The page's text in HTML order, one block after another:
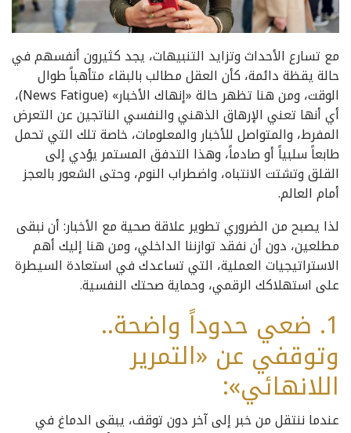
مع تسارع الأحداث وتزايد التنبيهات، يجد كثيرون أنفسهم في
حالة يقظة دائمة، كأن العقل مطالب بالبقاء متأهباً طوال
الوقت، ومن هنا تظهر حالة «إنهاك الأخبار» (News Fatigue)،
أي أنها تعني الإرهاق الذهني والنفسي الناتجين عن التعرض
المفرط، والمتواصل للأخبار والمعلومات، خاصة تلك التي تحمل
طابعاً سلبياً أو صادماً، وهذا التدفق المستمر يؤدي إلى
القلق وتشتت الانتباه، واضطراب النوم، وحتى الشعور بالعجز
أمام العالم.
لذا يصبح من الضروري تطوير علاقة صحية مع الأخبار: أن نبقى
مطلعين، دون أن نفقد توازننا الداخلي، ومن هنا إليك أهم
الاستراتيجيات العملية، التي تساعدك في استعادة السيطرة
على استهلاكك الرقمي، وحماية صحتك النفسية.
1. ضعي حدوداً واضحة..
وتوقفي عن «التمرير
اللانهائي»:
عندما ننتقل من خبر إلى آخر دون توقف، يبقى الدماغ في